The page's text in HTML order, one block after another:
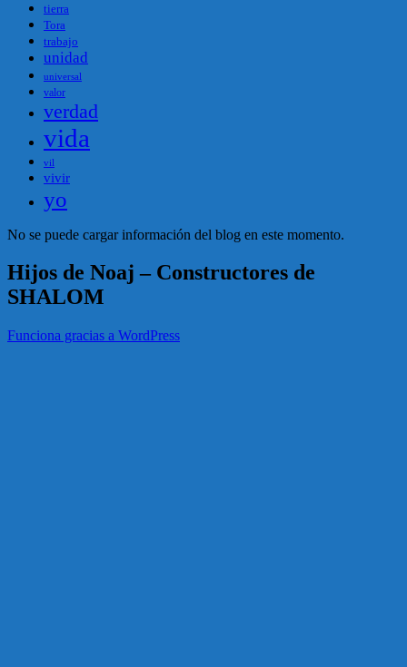
tierra
Tora
trabajo
unidad
universal
valor
verdad
vida
vil
vivir
yo
No se puede cargar información del blog en este momento.
Hijos de Noaj – Constructores de
SHALOM
Funciona gracias a WordPress